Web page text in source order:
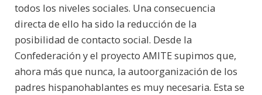
todos los niveles sociales. Una consecuencia
directa de ello ha sido la reducción de la
posibilidad de contacto social. Desde la
Confederación y el proyecto AMITE supimos que,
ahora más que nunca, la autoorganización de los
padres hispanohablantes es muy necesaria. Esta se